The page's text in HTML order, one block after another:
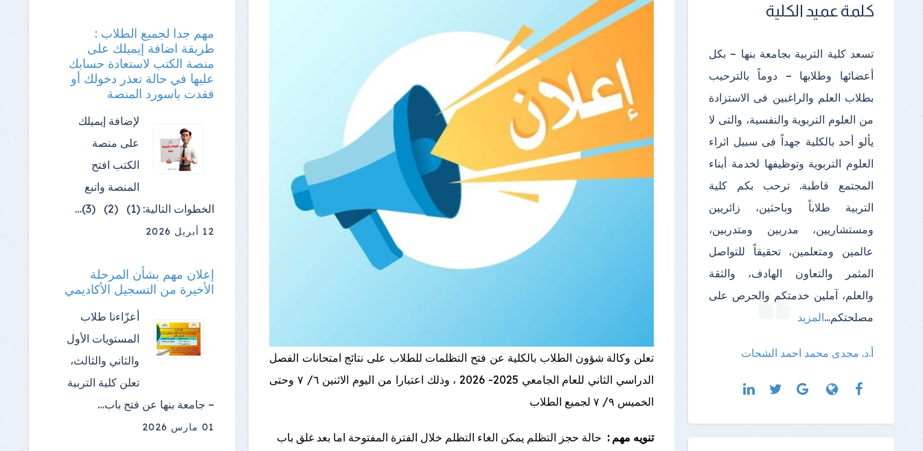
تعلن وكالة شؤون الطلاب بالكلية عن فتح التظلمات للطلاب على نتائج امتحانات الفصل
الدراسي الثاني للعام الجامعي 2025- 2026 ، وذلك اعتبارا من اليوم الاثنين ٦/ ٧ وحتى
الخميس ٩/ ٧ لجميع الطلاب
تنويه مهم : حالة حجز التظلم يمكن الغاء التظلم خلال الفترة المفتوحة اما بعد غلق باب
كلمة عميد الكلية
تسعد كلية التربية بجامعة بنها – بكل
أعضائها وطلابها – دوماً بالترحيب
بطلاب العلم والراغبين فى الاستزادة
من العلوم التربوية والنفسية، والتى لا
يألو أحد بالكلية جهداً فى سبيل اثراء
العلوم التربوية وتوظيفها لخدمة أبناء
المجتمع قاطبة. ترحب بكم كلية
التربية طلاباً وباحثين، زائريين
ومستشاريين، مدربين ومتدربين،
عالمين ومتعلمين، تحقيقاً للتواصل
المثمر والتعاون الهادف، والثقة
والعلم، آملين خدمتكم والحرص على
مصلحتكم...المزيد
أ.د. مجدى محمد احمد الشحات
مهم جدا لجميع الطلاب :
طريقة اضافة إيميلك على
منصة الكتب لاستعادة حسابك
عليها في حالة تعذر دخولك أو
فقدت باسورد المنصة
لإضافة إيميلك
على منصة
الكتب افتح
المنصة واتبع
الخطوات التالية: (1) (2) (3)…
12 أبريل 2026
إعلان مهم بشأن المرحلة
الأخيرة من التسجيل الأكاديمي
أعزّاءنا طلاب
المستويات الأول
والثاني والثالث،
تعلن كلية التربية
– جامعة بنها عن فتح باب…
01 مارس 2026